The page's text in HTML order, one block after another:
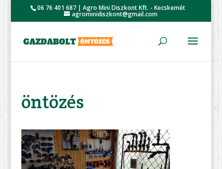
06 76 401 687 | Agro Mini Diszkont Kft. - Kecskemét
agrominidiszkont@gmail.com
öntözés